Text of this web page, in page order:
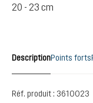
20 - 23 cm
DescriptionPoints forts
Réf. produit : 3610023